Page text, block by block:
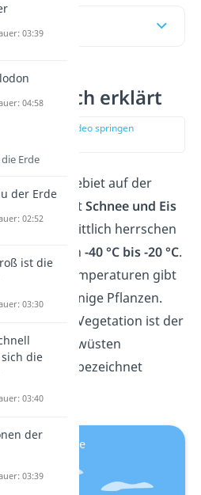
einfach erklärt
zur Stelle im Video springen
ist ein Gebiet auf der
dauerhaft mitSchnee und Eis
Durchschnittlich herrschen
von-40 °C bis -20 °C.
niedrigen Temperaturen gibt
nur wenige Pflanzen.
vorhandene Vegetation ist der
wieso Eiswüsten
als Wüsten bezeichnet
03:39
04:58
Erde
der Erde
02:52
ist die
03:30
die
03:40
der
03:39